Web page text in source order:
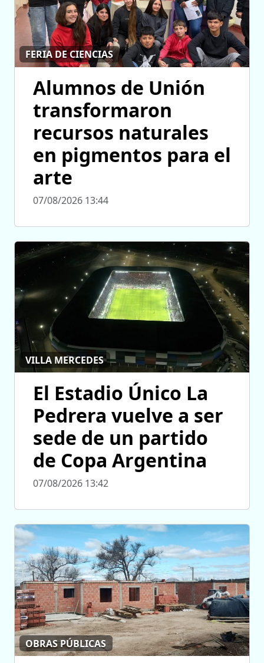
FERIA DE CIENCIAS
Alumnos de Unión
transformaron
recursos naturales
en pigmentos para el
arte
07/08/2026 13:44
VILLA MERCEDES
El Estadio Único La
Pedrera vuelve a ser
sede de un partido
de Copa Argentina
07/08/2026 13:42
OBRAS PÚBLICAS